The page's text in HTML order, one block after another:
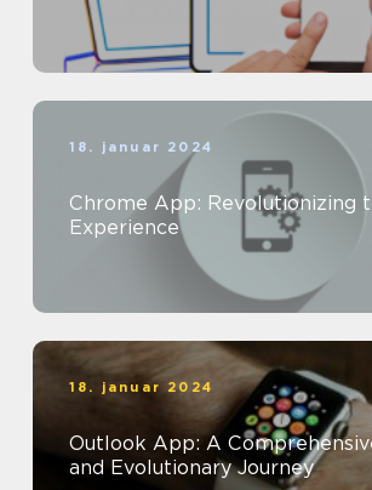
18. januar 2024
Chrome App: Revolutionizing
Experience
18. januar 2024
Outlook App: A
and Evolutionary Journey